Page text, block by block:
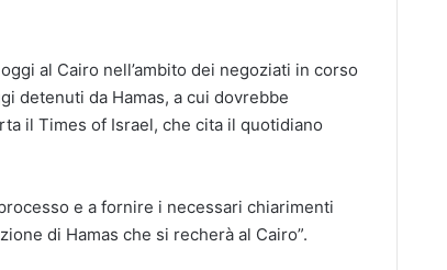
al Cairo nell’ambito dei negoziati in corso
detenuti da Hamas, a cui dovrebbe
il Times of Israel, che cita il quotidiano
e a fornire i necessari chiarimenti
di Hamas che si recherà al Cairo”.